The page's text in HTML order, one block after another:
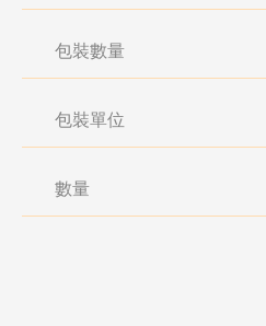
包裝數量
包裝單位
數量